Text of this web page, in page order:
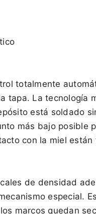
totalmente
tapa. La tecnología
está soldado
más bajo posible
con la miel
de densidad
especial.
marcos quedan